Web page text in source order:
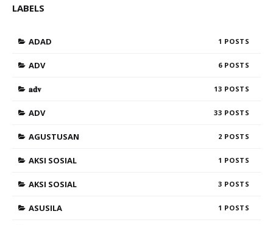
LABELS
ADAD 1
ADV 6
𝐚𝐝𝐯 13
ADV 33
AGUSTUSAN 2
AKSI SOSIAL 1
AKSI SOSIAL 3
ASUSILA 1